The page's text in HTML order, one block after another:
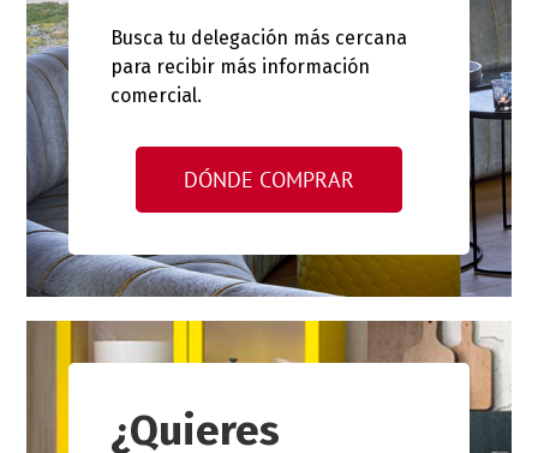
Busca tu delegación más cercana
para recibir más información
comercial.
DÓNDE COMPRAR
¿Quieres